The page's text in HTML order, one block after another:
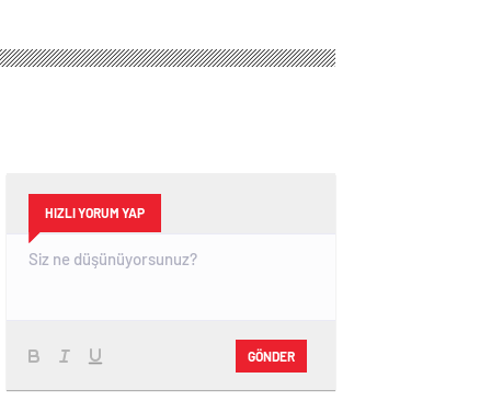
HIZLI YORUM YAP
GÖNDER